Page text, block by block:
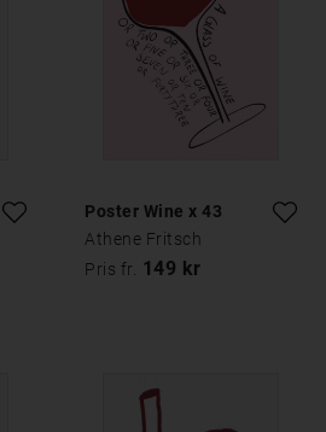
Poster Wine x 43
Athene Fritsch
Pris fr. 149 kr